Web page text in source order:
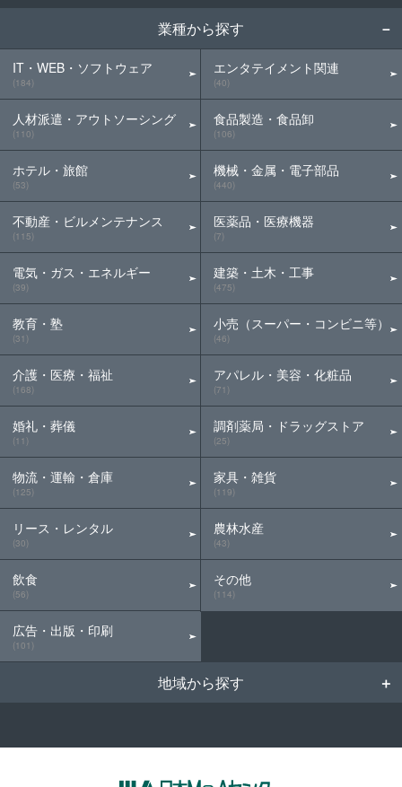
業種から探す
IT・WEB・ソフトウェア
(184)
人材派遣・アウトソーシング
(110)
ホテル・旅館
(53)
不動産・ビルメンテナンス
(115)
電気・ガス・エネルギー
(39)
教育・塾
(31)
介護・医療・福祉
(168)
婚礼・葬儀
(11)
物流・運輸・倉庫
(125)
リース・レンタル
(30)
飲食
(56)
広告・出版・印刷
(101)
エンタテイメント関連
(40)
食品製造・食品卸
(106)
機械・金属・電子部品
(440)
医薬品・医療機器
(7)
建築・土木・工事
(475)
小売（スーパー・コンビニ等）
(46)
アパレル・美容・化粧品
(71)
調剤薬局・ドラッグストア
(25)
家具・雑貨
(119)
農林水産
(43)
その他
(114)
地域から探す